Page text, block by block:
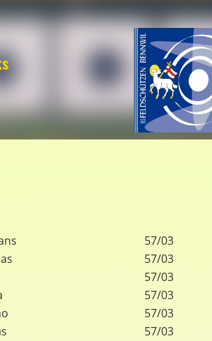
57/03
57/03
57/03
57/03
57/03
57/03